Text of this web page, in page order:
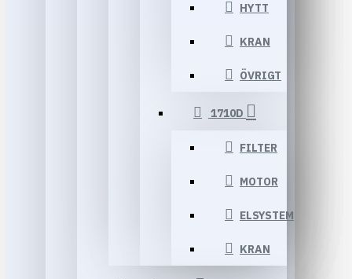
HYTT
KRAN
ÖVRIGT
1710D
FILTER
MOTOR
ELSYSTEM
KRAN